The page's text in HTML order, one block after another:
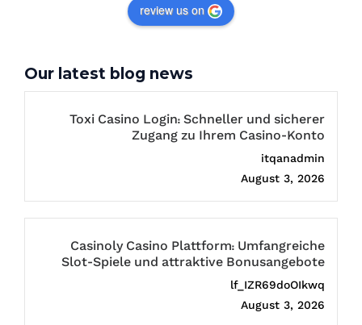
review us on
Our latest blog news
Toxi Casino Login: Schneller und sicherer
Zugang zu Ihrem Casino-Konto
itqanadmin
August 3, 2026
Casinoly Casino Plattform: Umfangreiche
Slot-Spiele und attraktive Bonusangebote
lf_IZR69doOIkwq
August 3, 2026